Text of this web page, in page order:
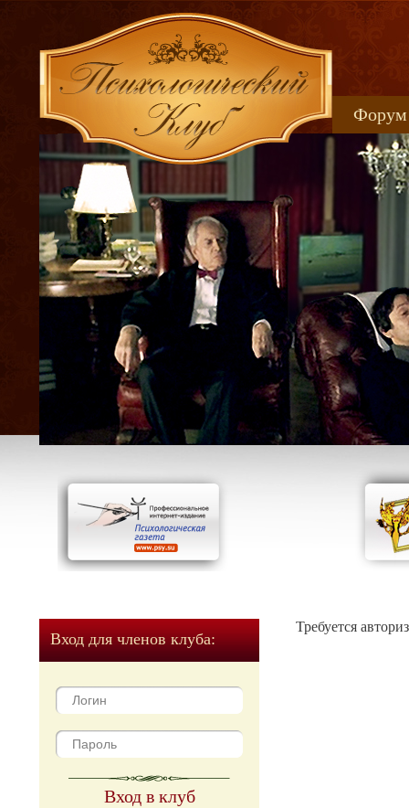
Форум
Вход для членов клуба:
Вход в клуб
Требуется